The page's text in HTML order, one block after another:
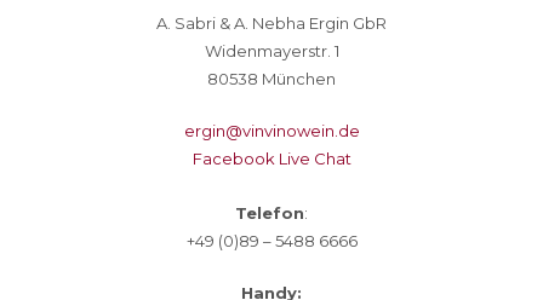
A. Sabri & A. Nebha Ergin GbR
Widenmayerstr. 1
80538 München
ergin@vinvinowein.de
Facebook Live Chat
Telefon:
+49 (0)89 – 5488 6666
Handy: